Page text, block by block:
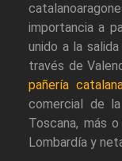
importancia a
unido a la
través de
pañería
comercial de
Toscana, más
Lombardía y